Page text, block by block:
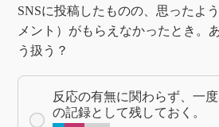
SNSに投稿したものの、思ったよ
メント）がもらえなかったとき。
う扱う？
反応の有無に関わらず、一
の記録として残しておく。